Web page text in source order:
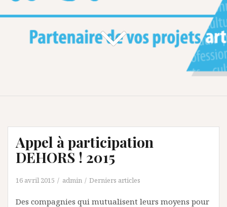
Appel à participation
DEHORS ! 2015
16 avril 2015 admin Derniers articles
Des compagnies qui mutualisent leurs moyens pour